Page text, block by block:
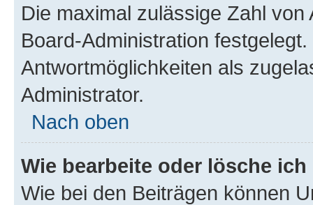
Die maximal zulässige Zahl
Board-Administration
Antwortmöglichkeiten als
Administrator.
Nach oben
Wie bearbeite oder lösche
Wie bei den Beiträgen können